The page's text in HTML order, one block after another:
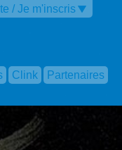
/ Je m'inscris
Clink Partenaires